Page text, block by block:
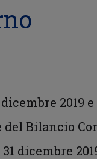
2019
Bilancio
dicembre